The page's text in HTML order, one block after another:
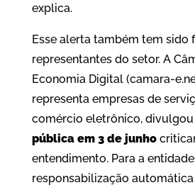
explica.
Esse alerta também tem sido
representantes do setor. A
Economia Digital (camara-
representa empresas de
comércio eletrônico, divulgou
pública em 3 de junho
entendimento. Para a
responsabilização